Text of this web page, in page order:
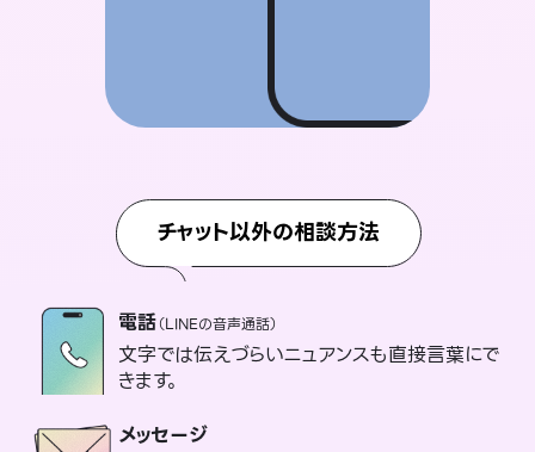
チャット以外の相談方法
電話（LINEの音声通話）
文字では伝えづらいニュアンスも直接言葉にで
きます。
メッセージ